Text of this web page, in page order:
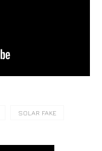
SOLAR FAKE